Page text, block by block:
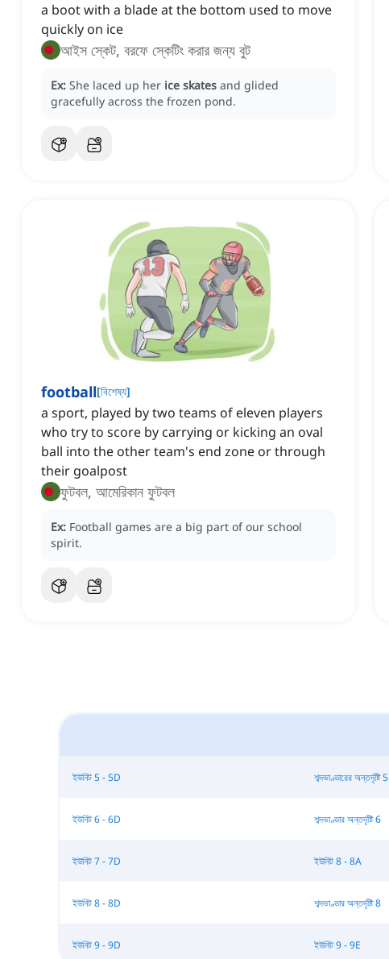
a boot with a blade at the bottom used to move
quickly on ice
আইস স্কেট, বরফে স্কেটিং করার জন্য বুট
Ex: She laced up her ice skates and glided
gracefully across the frozen pond.
football[বিশেষ্য]
a sport, played by two teams of eleven players
who try to score by carrying or kicking an oval
ball into the other team's end zone or through
their goalpost
ফুটবল, আমেরিকান ফুটবল
Ex: Football games are a big part of our school
spirit.
ইউনিট 5 - 5D শব্দভাণ্ডারের অন্তর্দৃষ্টি 5
ইউনিট 6 - 6D শব্দভাণ্ডার অন্তর্দৃষ্টি 6
ইউনিট 7 - 7D ইউনিট 8 - 8A
ইউনিট 8 - 8D শব্দভাণ্ডার অন্তর্দৃষ্টি 8
ইউনিট 9 - 9D ইউনিট 9 - 9E